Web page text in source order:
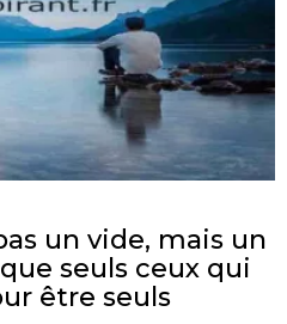
un vide, mais un
seuls ceux qui
être seuls